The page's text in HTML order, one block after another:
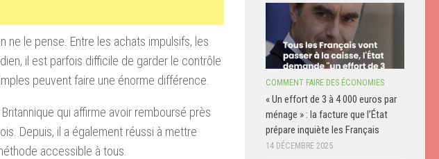
ne le pense. Entre les achats impulsifs, les
il est parfois difficile de garder le contrôle
peuvent faire une énorme différence.
qui affirme avoir remboursé près
Depuis, il a également réussi à mettre
accessible à tous.
COMMENT FAIRE DES ÉCONOMIES
« Un effort de 3 à 4 000 euros par
ménage » : la facture que l’État
prépare inquiète les Français
14 DÉCEMBRE 2025